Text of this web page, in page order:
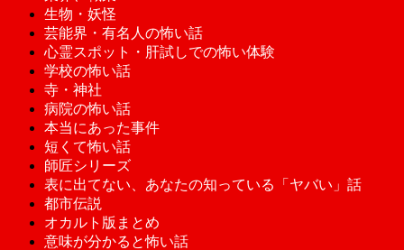
生物・妖怪
芸能界・有名人の怖い話
心霊スポット・肝試しでの怖い体験
学校の怖い話
寺・神社
病院の怖い話
本当にあった事件
短くて怖い話
師匠シリーズ
表に出てない、あなたの知っている「ヤバい」話
都市伝説
オカルト版まとめ
意味が分かると怖い話